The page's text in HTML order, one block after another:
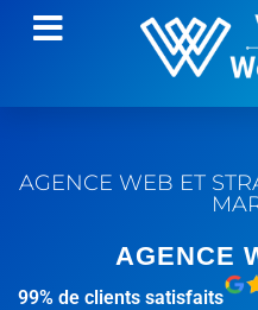
AGENCE WEB ET
AGENCE
99% de clients satisfaits